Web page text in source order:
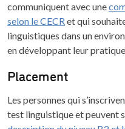
communiquent avec une
selon le CECRet qui
linguistiques dans un
en développant leur
Placement
Les personnes qui
test linguistique et peuvent